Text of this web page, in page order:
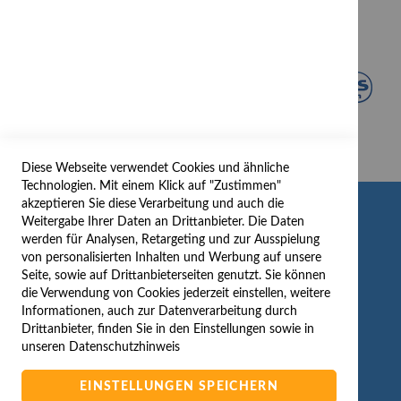
INFORMATION
AGB/DATENSCHUTZ
WIDERRUF
BESTELLVORGANG
IMPRESSUM
WIDERRUFSFORMULAR
Diese Webseite verwendet Cookies und ähnliche
Technologien. Mit einem Klick auf "Zustimmen"
akzeptieren Sie diese Verarbeitung und auch die
Weitergabe Ihrer Daten an Drittanbieter. Die Daten
werden für Analysen, Retargeting und zur Ausspielung
von personalisierten Inhalten und Werbung auf unsere
Seite, sowie auf Drittanbieterseiten genutzt. Sie können
die Verwendung von Cookies jederzeit einstellen, weitere
Informationen, auch zur Datenverarbeitung durch
Drittanbieter, finden Sie in den Einstellungen sowie in
unseren Datenschutzhinweis
EINSTELLUNGEN SPEICHERN